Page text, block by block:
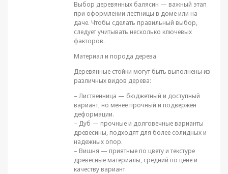
Выбор деревянных балясин — важный этап
при оформлении лестницы в доме или на
даче. Чтобы сделать правильный выбор,
следует учитывать несколько ключевых
факторов.
Материал и порода дерева
Деревянные стойки могут быть выполнены из
различных видов дерева:
– Лиственница — бюджетный и доступный
вариант, но менее прочный и подвержен
деформации.
– Дуб — прочные и долговечные варианты
древесины, подходят для более солидных и
надежных опор.
– Вишня — приятные по цвету и текстуре
древесные материалы, средний по цене и
качеству вариант.